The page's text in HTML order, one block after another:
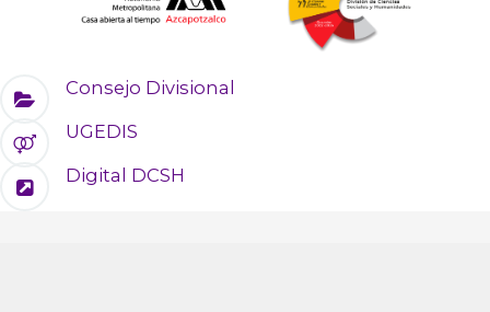
Consejo Divisional
UGEDIS
Digital DCSH